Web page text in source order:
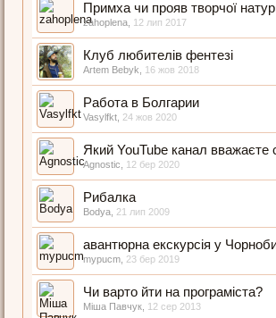
Примха чи прояв творчої
zahoplena 12 лип 2017
Клуб любителів фентезі
Artem Bebyk 16 жов 2018
Работа в Болгарии
Vasylfkt 24 жов 2020
Який YouTube канал
Agnostic 12 бер 2020
Рибалка
Bodya 21 лип 2009
авантюрна екскурсія у
mypucm 23 бер 2019
Чи варто йти на програміста?
Міша Павчук 12 сер 2013